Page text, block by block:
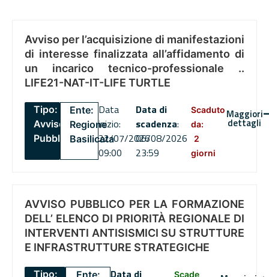
Avviso per l’acquisizione di manifestazioni
di interesse finalizzata all’affidamento di
un incarico tecnico-professionale ..
LIFE21-NAT-IT-LIFE TURTLE
Tipo:
Avviso
Pubblico
Ente:
Regione
Basilicata
Data
inizio:
22/07/2026
09:00
Data di
scadenza:
06/08/2026
23:59
Scaduto
da:
2
giorni
Maggiori
dettagli
AVVISO PUBBLICO PER LA FORMAZIONE
DELL’ ELENCO DI PRIORITÀ REGIONALE DI
INTERVENTI ANTISISMICI SU STRUTTURE
E INFRASTRUTTURE STRATEGICHE
Tipo: Scade